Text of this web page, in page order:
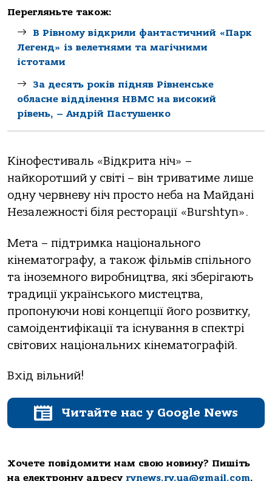
Перегляньте також:
В Рівному відкрили фантастичний «Парк
Легенд» із велетнями та магічними
істотами
За десять років підняв Рівненське
обласне відділення НВМС на високий
рівень, – Андрій Пастушенко
Кінофестиваль «Відкрита ніч» –
найкоротший у світі – він триватиме лише
одну червневу ніч просто неба на Майдані
Незалежності біля ресторації «Burshtyn».
Мета – підтримка національного
кінематографу, а також фільмів спільного
та іноземного виробництва, які зберігають
традиції українського мистецтва,
пропонуючи нові концепції його розвитку,
самоідентифікації та існування в спектрі
світових національних кінематографій.
Вхід вільний!
Читайте нас у Google News
Хочете повідомити нам свою новину? Пишіть
на електронну адресу rvnews.rv.ua@gmail.com.